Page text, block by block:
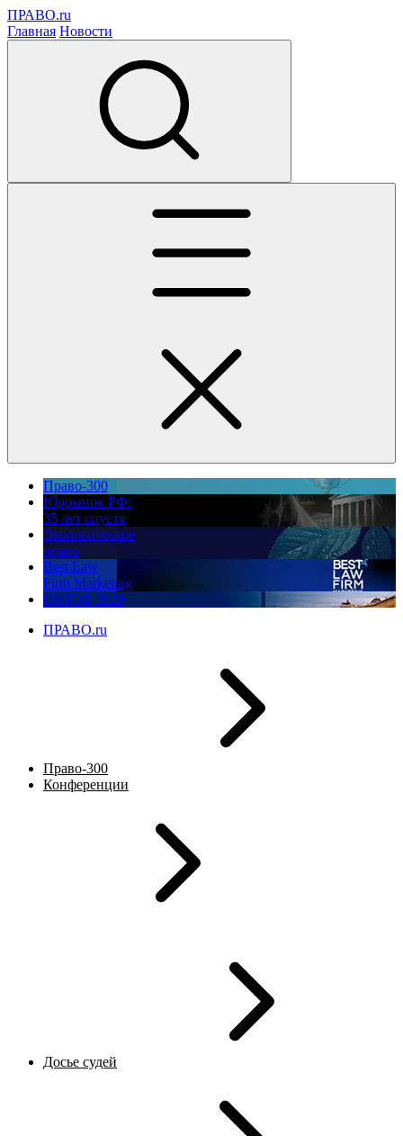
ПРАВО.ru
Главная Новости
Право-300
Юррынок РФ:
35 лет спустя
Экологическое
право
Best Law
Firm Marketing
ПМЮФ 2026
ПРАВО.ru
Право-300
Конференции
Досье судей